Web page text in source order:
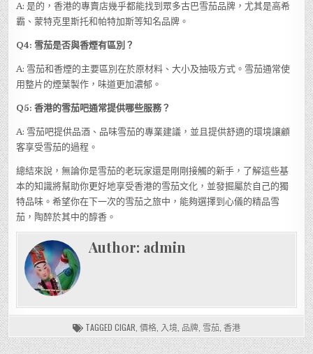
A: 是的，香港的專賣店幾乎都能找到眾多古巴雪茄品牌，尤其是高希
霸、蒙特克里斯托和帕特加斯等知名品牌。
Q4: 雪茄是否與香煙有區別？
A: 雪茄和香煙的主要區別在於原材料、大小及抽吸方式。雪茄通常使
用整片的煙葉製作，味道更加濃郁。
Q5: 香港的雪茄吧通常提供哪些服務？
A: 雪茄吧提供品酒、品味雪茄的專業建議，並且提供舒適的環境讓顧
客享受雪茄的過程。
總結來說，無論你是雪茄的老玩家還是剛剛接觸的新手，了解這些基
本的知識將幫助你更好地享受香港的雪茄文化，並發掘屬於自己的獨
特品味。希望你在下一次的雪茄之旅中，能夠選擇到心儀的精品雪
茄，陶醉於其中的醇香。
Author: admin
TAGGED CIGAR 價格 入境 品牌 雪茄 香港